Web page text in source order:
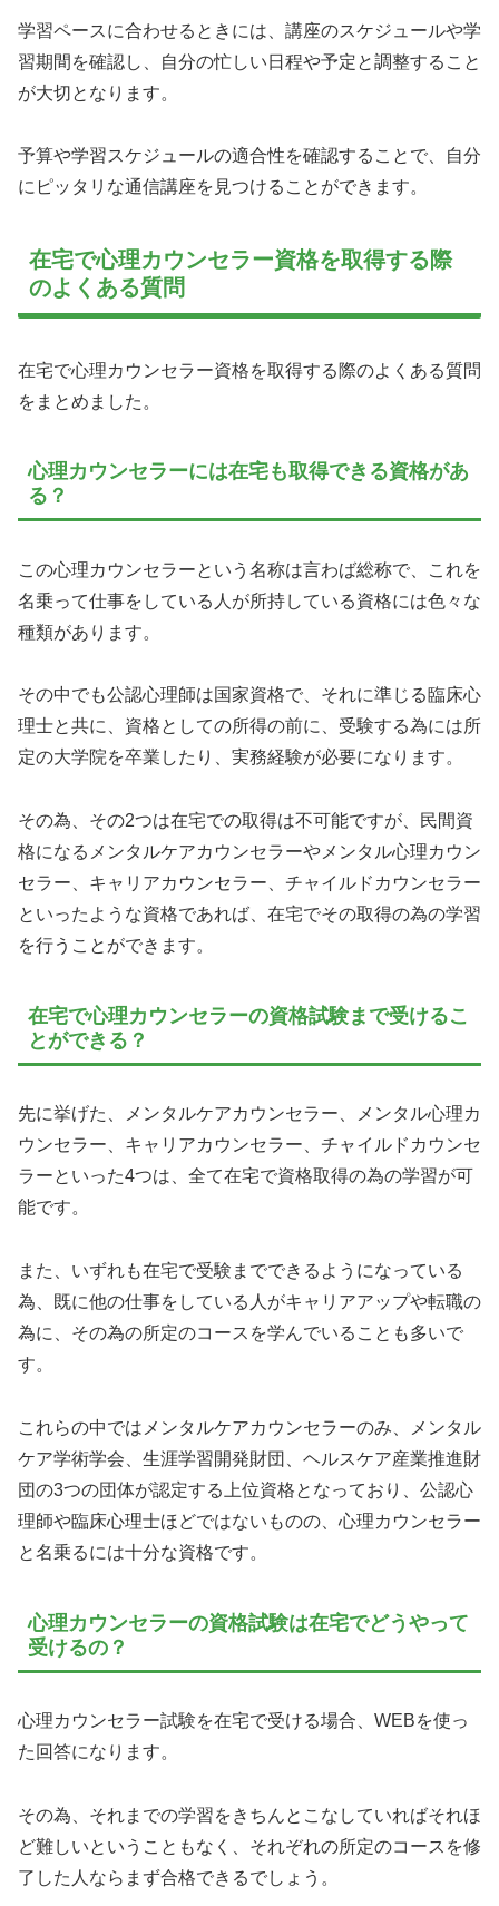
学習ペースに合わせるときには、講座のスケジュールや学
習期間を確認し、自分の忙しい日程や予定と調整すること
が大切となります。
予算や学習スケジュールの適合性を確認することで、自分
にピッタリな通信講座を見つけることができます。
在宅で心理カウンセラー資格を取得する際
のよくある質問
在宅で心理カウンセラー資格を取得する際のよくある質問
をまとめました。
心理カウンセラーには在宅も取得できる資格があ
る？
この心理カウンセラーという名称は言わば総称で、これを
名乗って仕事をしている人が所持している資格には色々な
種類があります。
その中でも公認心理師は国家資格で、それに準じる臨床心
理士と共に、資格としての所得の前に、受験する為には所
定の大学院を卒業したり、実務経験が必要になります。
その為、その2つは在宅での取得は不可能ですが、民間資
格になるメンタルケアカウンセラーやメンタル心理カウン
セラー、キャリアカウンセラー、チャイルドカウンセラー
といったような資格であれば、在宅でその取得の為の学習
を行うことができます。
在宅で心理カウンセラーの資格試験まで受けるこ
とができる？
先に挙げた、メンタルケアカウンセラー、メンタル心理カ
ウンセラー、キャリアカウンセラー、チャイルドカウンセ
ラーといった4つは、全て在宅で資格取得の為の学習が可
能です。
また、いずれも在宅で受験までできるようになっている
為、既に他の仕事をしている人がキャリアアップや転職の
為に、その為の所定のコースを学んでいることも多いで
す。
これらの中ではメンタルケアカウンセラーのみ、メンタル
ケア学術学会、生涯学習開発財団、ヘルスケア産業推進財
団の3つの団体が認定する上位資格となっており、公認心
理師や臨床心理士ほどではないものの、心理カウンセラー
と名乗るには十分な資格です。
心理カウンセラーの資格試験は在宅でどうやって
受けるの？
心理カウンセラー試験を在宅で受ける場合、WEBを使っ
た回答になります。
その為、それまでの学習をきちんとこなしていればそれほ
ど難しいということもなく、それぞれの所定のコースを修
了した人ならまず合格できるでしょう。